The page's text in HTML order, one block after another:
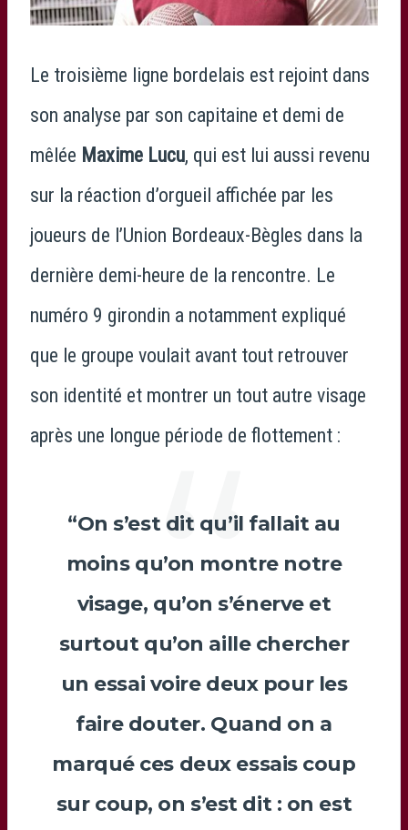
Le troisième ligne bordelais est rejoint dans
son analyse par son capitaine et demi de
mêlée Maxime Lucu, qui est lui aussi revenu
sur la réaction d’orgueil affichée par les
joueurs de l’Union Bordeaux-Bègles dans la
dernière demi-heure de la rencontre. Le
numéro 9 girondin a notamment expliqué
que le groupe voulait avant tout retrouver
son identité et montrer un tout autre visage
après une longue période de flottement :
“On s’est dit qu’il fallait au
moins qu’on montre notre
visage, qu’on s’énerve et
surtout qu’on aille chercher
un essai voire deux pour les
faire douter. Quand on a
marqué ces deux essais coup
sur coup, on s’est dit : on est